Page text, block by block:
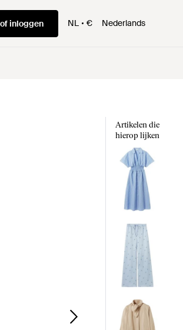
inloggen NL € Nederlands
Artikelen die
hierop lijken